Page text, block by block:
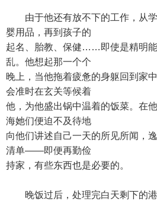
由于他还有放不下的工作，从学
婴用品，再到孩子的
起名、胎教、保健……即使是精明
乱。他想起那一个个
晚上，当他拖着疲惫的身躯回到家
会准时在玄关等候着
他，为他盛出锅中温着的饭菜。在
海她们便迫不及待地
向他们讲述自己一天的所见所闻，
清单——即便再勤俭
持家，有些东西也是必要的。
晚饭过后，处理完白天剩下的港